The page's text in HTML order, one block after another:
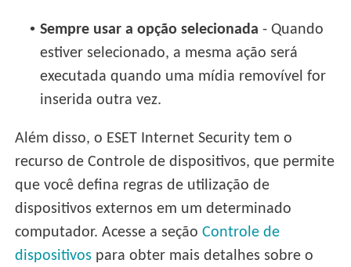
• Sempre usar a opção selecionada - Quando
estiver selecionado, a mesma ação será
executada quando uma mídia removível for
inserida outra vez.
Além disso, o ESET Internet Security tem o
recurso de Controle de dispositivos, que permite
que você defina regras de utilização de
dispositivos externos em um determinado
computador. Acesse a seçãoControle de
dispositivos para obter mais detalhes sobre o